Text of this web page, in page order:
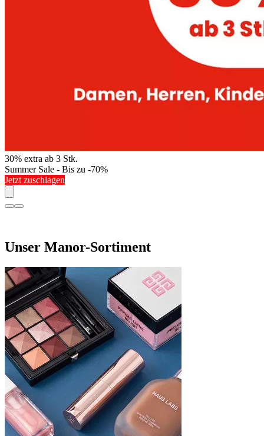
30% extra ab 3 Stk.
Summer Sale - Bis zu -70%
Jetzt zuschlagen
Unser Manor-Sortiment